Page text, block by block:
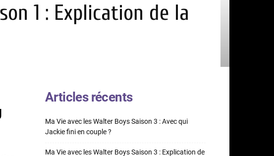
1 : Explication de la
Articles récents
Ma Vie avec les Walter Boys Saison 3 : Avec qui
Jackie fini en couple ?
Ma Vie avec les Walter Boys Saison 3 : Explication de